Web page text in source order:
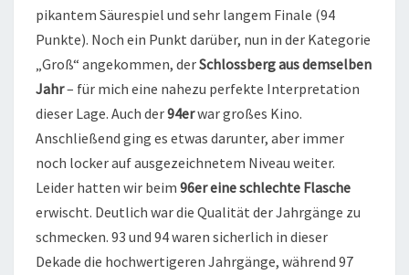
pikantem Säurespiel und sehr langem Finale (94
Punkte). Noch ein Punkt darüber, nun in der Kategorie
„Groß“ angekommen, derSchlossberg aus demselben
Jahr– für mich eine nahezu perfekte Interpretation
dieser Lage. Auch der94erwar großes Kino.
Anschließend ging es etwas darunter, aber immer
noch locker auf ausgezeichnetem Niveau weiter.
Leider hatten wir beim 96er eine schlechte Flasche
erwischt. Deutlich war die Qualität der Jahrgänge zu
schmecken. 93 und 94 waren sicherlich in dieser
Dekade die hochwertigeren Jahrgänge, während 97